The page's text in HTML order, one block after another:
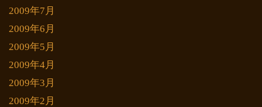
2009年7月
2009年6月
2009年5月
2009年4月
2009年3月
2009年2月